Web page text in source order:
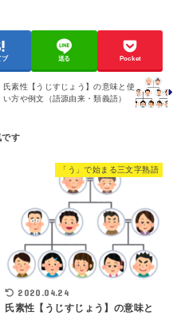
ブ 送る Pocket
氏素性【うじすじょう】の意味と使
い方や例文（語源由来・類義語）
「う」で始まる三文字熟語
2020.04.24
氏素性【うじすじょう】の意味と